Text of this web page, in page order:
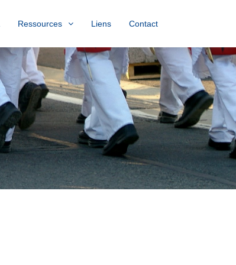
Ressources Liens Contact